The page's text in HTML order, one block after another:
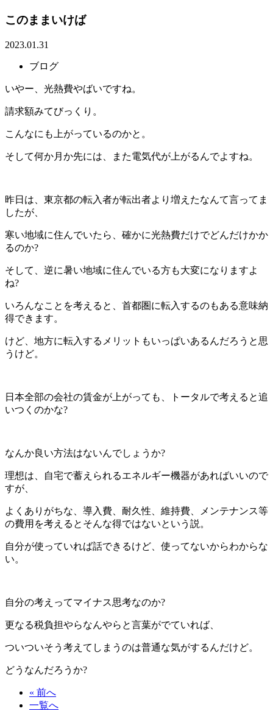
このままいけば
2023.01.31
ブログ
いやー、光熱費やばいですね。
請求額みてびっくり。
こんなにも上がっているのかと。
そして何か月か先には、また電気代が上がるんでよすね。
昨日は、東京都の転入者が転出者より増えたなんて言ってま
したが、
寒い地域に住んでいたら、確かに光熱費だけでどんだけかか
るのか?
そして、逆に暑い地域に住んでいる方も大変になりますよ
ね?
いろんなことを考えると、首都圏に転入するのもある意味納
得できます。
けど、地方に転入するメリットもいっぱいあるんだろうと思
うけど。
日本全部の会社の賃金が上がっても、トータルで考えると追
いつくのかな?
なんか良い方法はないんでしょうか?
理想は、自宅で蓄えられるエネルギー機器があればいいので
すが、
よくありがちな、導入費、耐久性、維持費、メンテナンス等
の費用を考えるとそんな得ではないという説。
自分が使っていれば話できるけど、使ってないからわからな
い。
自分の考えってマイナス思考なのか?
更なる税負担やらなんやらと言葉がでていれば、
ついついそう考えてしまうのは普通な気がするんだけど。
どうなんだろうか?
« 前へ
一覧へ